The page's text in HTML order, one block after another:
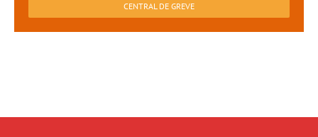
CENTRAL DE GREVE